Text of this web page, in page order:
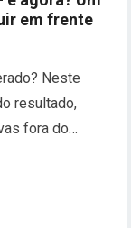
em frente
Neste
resultado,
fora do…